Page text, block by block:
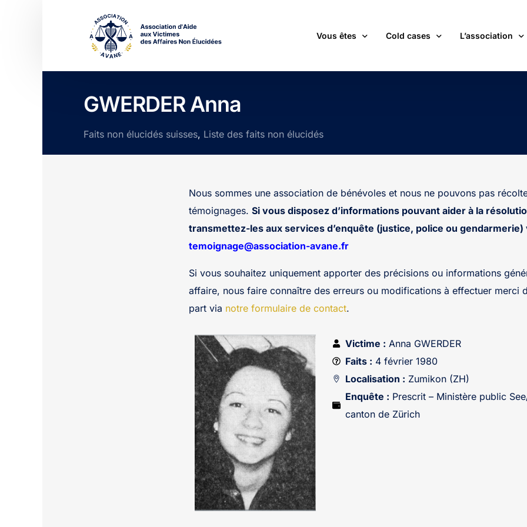
Vous êtes
passionné(e) par les cold cases
un futur adhérent ou bénévole
journaliste
Cold cases L’association
Devenir
Contact
GWERDER Anna
Faits non élucidés suisses, Liste des faits non élucidés
Nous sommes une association de bénévoles et nous ne pouvons pas
témoignages. Si vous disposez d’informations pouvant aider à la
transmettez-les aux services d’enquête (justice, police ou gendarmerie)
temoignage@association-avane.fr
Si vous souhaitez uniquement apporter des précisions ou informations
affaire, nous faire connaître des erreurs ou modifications à effectuer merci
part via notre formulaire de contact.
Victime : Anna GWERDER
Faits : 4 février 1980
Localisation : Zumikon (ZH)
Enquête : Prescrit – Ministère public
canton de Zürich